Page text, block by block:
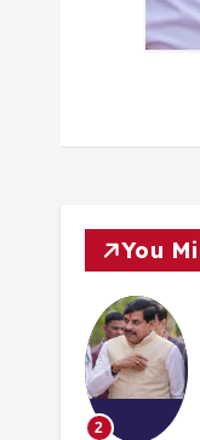
You
2